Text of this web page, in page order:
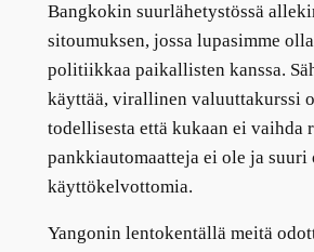
Bangkokin suurlähetystössä
sitoumuksen, jossa lupasimme
politiikkaa paikallisten kanssa.
käyttää, virallinen valuuttakurssi
todellisesta että kukaan ei vaihda
pankkiautomaatteja ei ole ja suuri
käyttökelvottomia.
Yangonin lentokentällä meitä